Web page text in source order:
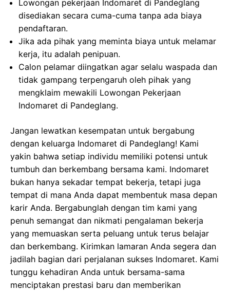
Lowongan pekerjaan Indomaret di Pandeglang
disediakan secara cuma-cuma tanpa ada biaya
pendaftaran.
Jika ada pihak yang meminta biaya untuk melamar
kerja, itu adalah penipuan.
Calon pelamar diingatkan agar selalu waspada dan
tidak gampang terpengaruh oleh pihak yang
mengklaim mewakili Lowongan Pekerjaan
Indomaret di Pandeglang.
Jangan lewatkan kesempatan untuk bergabung
dengan keluarga Indomaret di Pandeglang! Kami
yakin bahwa setiap individu memiliki potensi untuk
tumbuh dan berkembang bersama kami. Indomaret
bukan hanya sekadar tempat bekerja, tetapi juga
tempat di mana Anda dapat membentuk masa depan
karir Anda. Bergabunglah dengan tim kami yang
penuh semangat dan nikmati pengalaman bekerja
yang memuaskan serta peluang untuk terus belajar
dan berkembang. Kirimkan lamaran Anda segera dan
jadilah bagian dari perjalanan sukses Indomaret. Kami
tunggu kehadiran Anda untuk bersama-sama
menciptakan prestasi baru dan memberikan